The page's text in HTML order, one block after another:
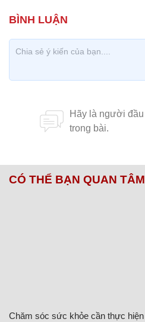
CÓ THỂ BẠN QUAN TÂM
Chăm sóc sức khỏe cần thực hiện